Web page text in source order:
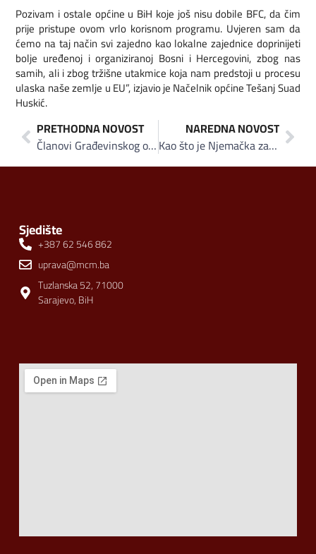
Pozivam i ostale općine u BiH koje još nisu dobile BFC, da čim
prije pristupe ovom vrlo korisnom programu. Uvjeren sam da
ćemo na taj način svi zajedno kao lokalne zajednice doprinijeti
bolje uređenoj i organiziranoj Bosni i Hercegovini, zbog nas
samih, ali i zbog tržišne utakmice koja nam predstoji u procesu
ulaska naše zemlje u EU”, izjavio je Načelnik općine Tešanj Suad
Huskić.
PRETHODNA NOVOST
Članovi Građevinskog odbora Centra za djecu i mlade IKRE prezentirali projekat premijeru Kantona Sarajevo Elmedinu Konakoviću
NAREDNA NOVOST
Kao što je Njemačka za automobile, BiH može biti brand br. 1 u svijetu za proizvodnju namještaja
Sjedište
+387 62 546 862
uprava@mcm.ba
Tuzlanska 52, 71000
Sarajevo, BiH